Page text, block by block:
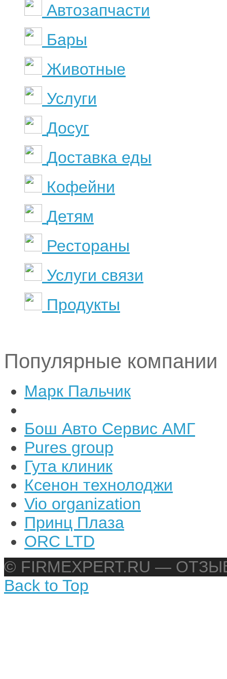
Автозапчасти
Бары
Животные
Услуги
Досуг
Доставка еды
Кофейни
Детям
Рестораны
Услуги связи
Продукты
Популярные компании
Марк Пальчик
Бош Авто Сервис АМГ
Pures group
Гута клиник
Ксенон технолоджи
Vio organization
Принц Плаза
ORC LTD
© FIRMEXPERT.RU —
Back to Top